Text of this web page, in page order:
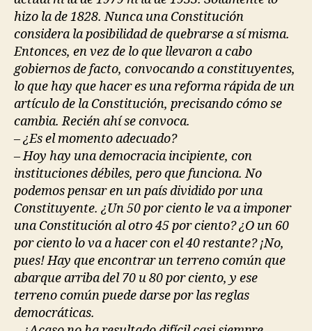
hizo la de 1828. Nunca una Constitución
considera la posibilidad de quebrarse a sí misma.
Entonces, en vez de lo que llevaron a cabo
gobiernos de facto, convocando a constituyentes,
lo que hay que hacer es una reforma rápida de un
artículo de la Constitución, precisando cómo se
cambia. Recién ahí se convoca.
– ¿Es el momento adecuado?
– Hoy hay una democracia incipiente, con
instituciones débiles, pero que funciona. No
podemos pensar en un país dividido por una
Constituyente. ¿Un 50 por ciento le va a imponer
una Constitución al otro 45 por ciento? ¿O un 60
por ciento lo va a hacer con el 40 restante? ¡No,
pues! Hay que encontrar un terreno común que
abarque arriba del 70 u 80 por ciento, y ese
terreno común puede darse por las reglas
democráticas.